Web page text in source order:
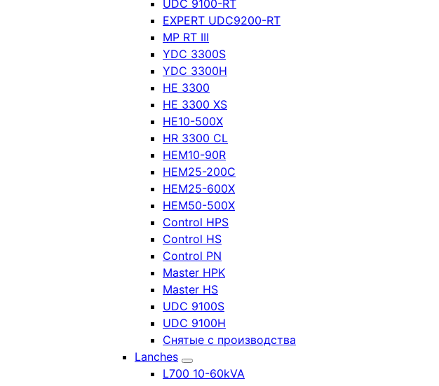
UDC 9100-RT
EXPERT UDC9200-RT
MP RT III
YDC 3300S
YDC 3300H
HE 3300
HE 3300 XS
HE10-500X
HR 3300 CL
HEM10-90R
HEM25-200C
HEM25-600X
HEM50-500X
Control HPS
Control HS
Control PN
Master HPK
Master HS
UDC 9100S
UDC 9100H
Снятые с производства
Lanches
L700 10-60kVA